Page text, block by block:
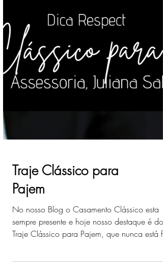
Traje Clássico para
Pajem